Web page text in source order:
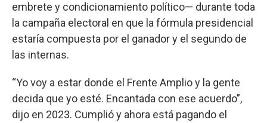
embrete y condicionamiento político— durante toda
la campaña electoral en que la fórmula presidencial
estaría compuesta por el ganador y el segundo de
las internas.
“Yo voy a estar donde el Frente Amplio y la gente
decida que yo esté. Encantada con ese acuerdo”,
dijo en 2023. Cumplió y ahora está pagando el